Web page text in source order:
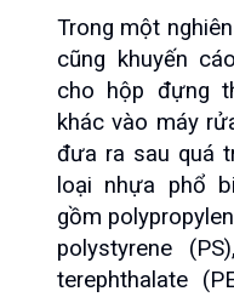
Trong một
cũng khuyến
cho hộp đựng
khác vào máy
đưa ra sau quá
loại nhựa phổ
gồm
polystyrene
terephthalate